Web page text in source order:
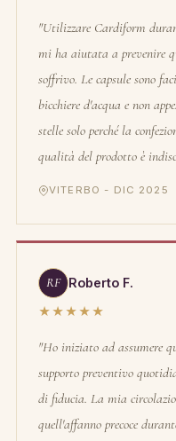
"Utilizzare Cardiform
mi ha aiutata a prevenire
soffrivo. Le capsule sono
bicchiere d'acqua e non
stelle solo perché la
qualità del prodotto è
VITERBO - DIC 2025
RF Roberto F.
★★★★★
"Ho iniziato ad assumere
supporto preventivo
di fiducia. La mia
quell'affanno precoce